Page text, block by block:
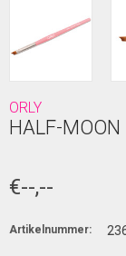
ORLY
HALF-MOON
€--,--
Artikelnummer: